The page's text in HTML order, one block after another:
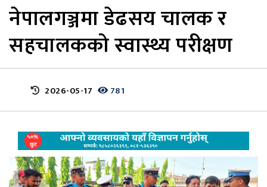
नेपालगञ्जमा डेढसय चालक र
सहचालकको स्वास्थ्य परीक्षण
2026-05-17 781